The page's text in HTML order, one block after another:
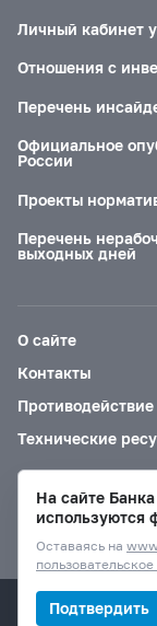
Личный кабинет
Отношения с
Перечень
Официальное
России
Проекты
Перечень
выходных дней
О сайте
Контакты
Технические
Версия для
© Банк России,
На сайте
используются
Оставаясь на
Подтвердить